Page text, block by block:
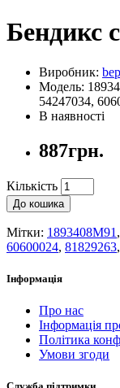
Бендикс
Виробник:
Модель:
54247034,
В наявності
887грн.
Кількість
До кошика
Мітки: 1893408M91 ,
60600024, 81829263,
Інформація
Про нас
Інформація
Політика
Умови згоди